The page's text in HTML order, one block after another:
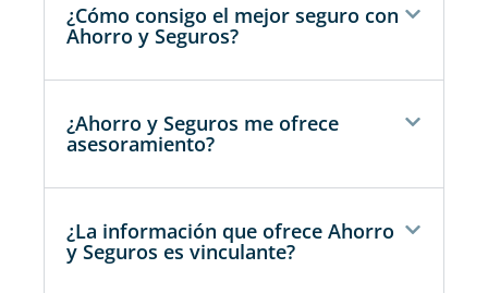
¿Cómo consigo el mejor seguro con
Ahorro y Seguros?
¿Ahorro y Seguros me ofrece
asesoramiento?
¿La información que ofrece Ahorro
y Seguros es vinculante?